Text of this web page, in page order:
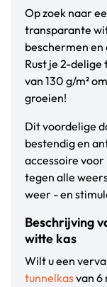
Op zoek naar
transparante
beschermen
Rust je 2-delige
van 130 g/m²
groeien!
Dit voordelige
bestendig en
accessoire
tegen alle
weer - en
Beschrijving
witte kas
Wilt u een
tunnelkasvan 6